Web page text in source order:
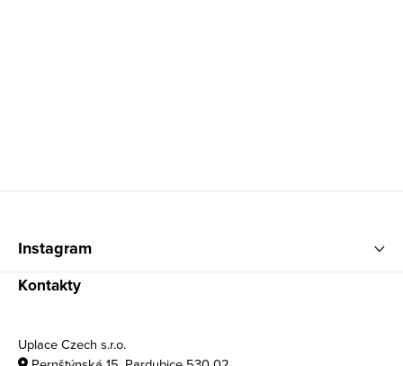
Instagram
Kontakty
Uplace Czech s.r.o.